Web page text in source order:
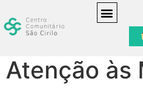
Atenção às